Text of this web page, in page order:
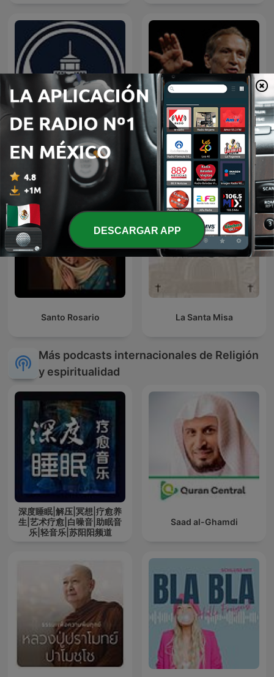
Predicaciones Cristianas
EL AMOR QUE VALE on
Oneplace.com
Santo Rosario La Santa Misa
Más podcasts internacionales de Religión
y espiritualidad
深度睡眠|解压|冥想|疗愈养
生|艺术疗愈|白噪音|助眠音
乐|轻音乐|苏阳阳频道
Saad al-Ghamdi
DESCARGAR APP